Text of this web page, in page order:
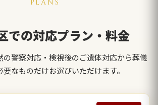
PLANS
での対応プラン・料金
の警察対応・検視後のご遺体対応から葬儀
要なものだけお選びいただけます。